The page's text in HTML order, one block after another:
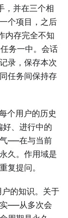
，并在三个相
个项目，之后
内存完全不知
务一中。会话
录，保存本次
任务间保持存
个用户的历史
、进行中的
——在与当前
久。作用域是
复提问。
户的知识。关于
——从多次会